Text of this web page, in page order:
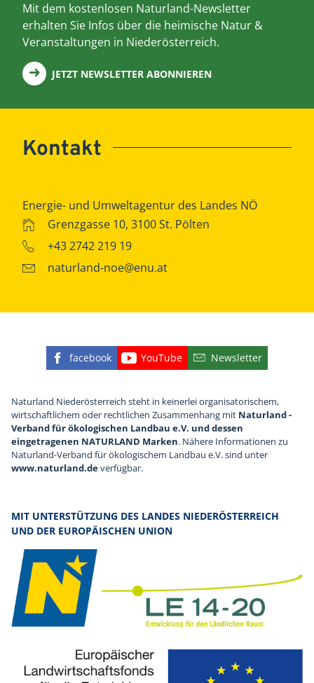
Mit dem kostenlosen Naturland-Newsletter
erhalten Sie Infos über die heimische Natur &
Veranstaltungen in Niederösterreich.
JETZT NEWSLETTER ABONNIEREN
Kontakt
Energie- und Umweltagentur des Landes NÖ
Grenzgasse 10, 3100 St. Pölten
+43 2742 219 19
naturland-noe@enu.at
Finden Sie die eNu auf Facebook
facebook Besuchen Sie den
YouTube Abonnieren Sie
Newsletter
Naturland Niederösterreich steht in keinerlei organisatorischem,
wirtschaftlichem oder rechtlichen Zusammenhang mit Naturland -
Verband für ökologischen Landbau e.V. und dessen
eingetragenen NATURLAND Marken. Nähere Informationen zu
Naturland-Verband für ökologischem Landbau e.V. sind unter
www.naturland.deverfügbar.
MIT UNTERSTÜTZUNG DES LANDES NIEDERÖSTERREICH
UND DER EUROPÄISCHEN UNION